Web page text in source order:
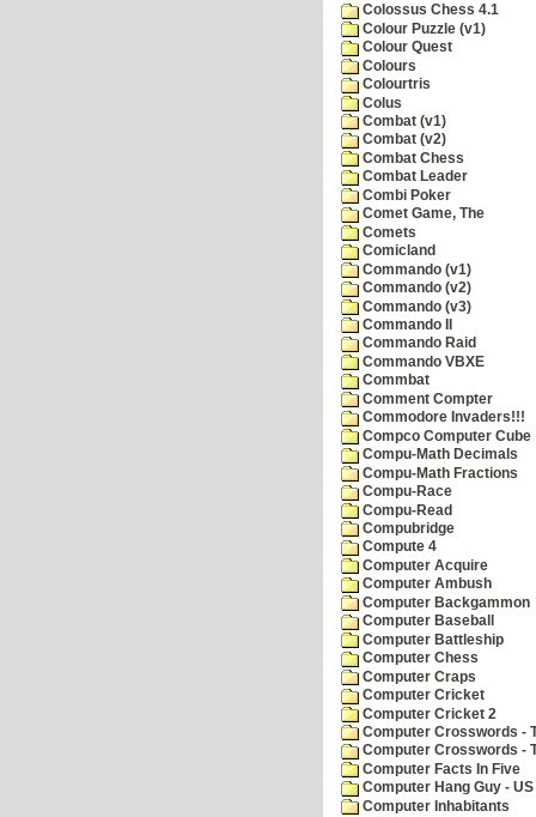
Colossus Chess 4.1
Colour Puzzle (v1)
Colour Quest
Colours
Colourtris
Colus
Combat (v1)
Combat (v2)
Combat Chess
Combat Leader
Combi Poker
Comet Game, The
Comets
Comicland
Commando (v1)
Commando (v2)
Commando (v3)
Commando II
Commando Raid
Commando VBXE
Commbat
Comment Compter
Commodore Invaders!!!
Compco Computer Cube
Compu-Math Decimals
Compu-Math Fractions
Compu-Race
Compu-Read
Compubridge
Compute 4
Computer Acquire
Computer Ambush
Computer Backgammon
Computer Baseball
Computer Battleship
Computer Chess
Computer Craps
Computer Cricket
Computer Cricket 2
Computer Crosswords -
Computer Crosswords -
Computer Facts In Five
Computer Hang Guy -
Computer Inhabitants